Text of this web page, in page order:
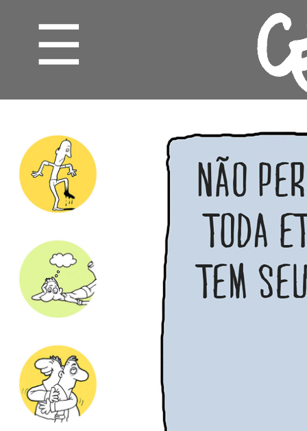
CHARGE
CARTUM
GRILOS
MINUTOS
de
ZOMBARIA
ILUSTRAÇÃO
☰